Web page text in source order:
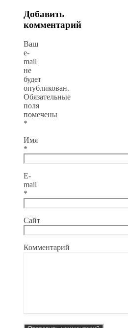
Добавить
комментарий
Ваш
e-
mail
не
будет
опубликован.
Обязательные
поля
помечены
*
Имя
*
E-
mail
*
Сайт
Комментарий